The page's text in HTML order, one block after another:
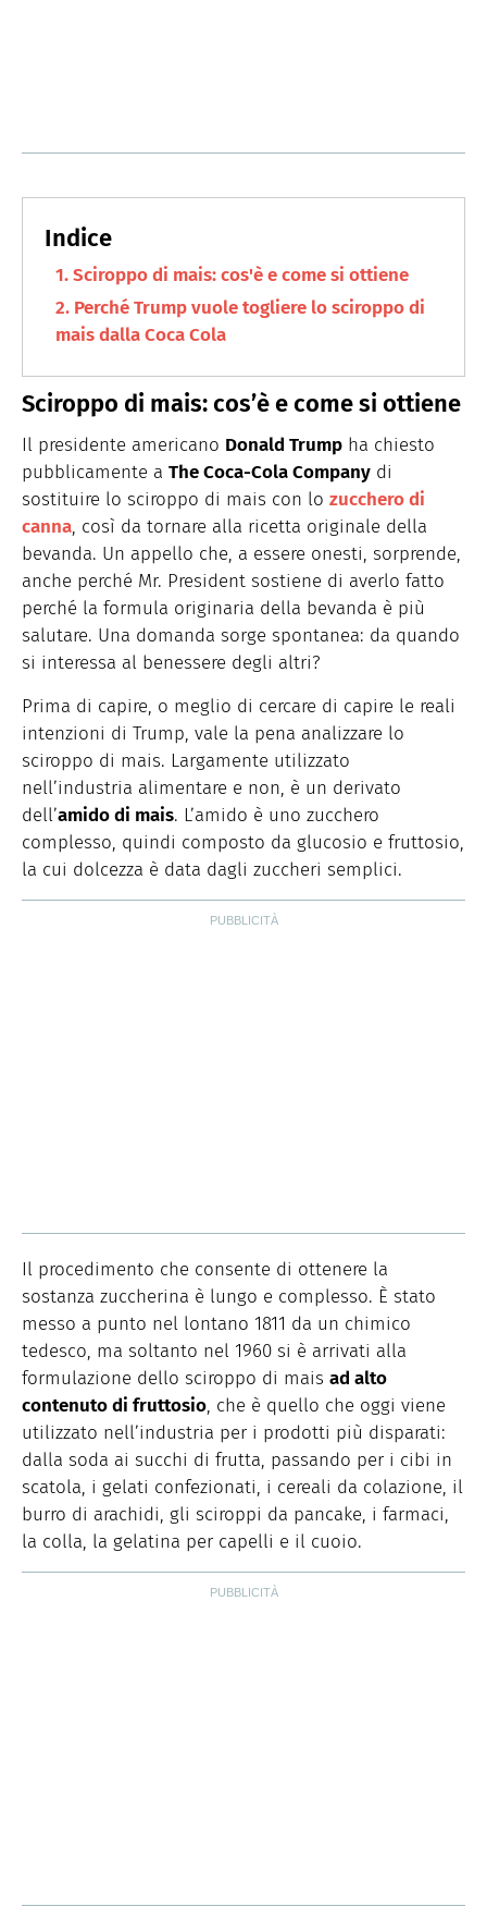
Sciroppo di mais: cos'è e come si ottiene
Perché Trump vuole togliere lo sciroppo di
mais dalla Coca Cola
Sciroppo di mais: cos’è e come si ottiene
Il presidente americano Donald Trump ha chiesto
pubblicamente a The Coca-Cola Company di
sostituire lo sciroppo di mais con lo zucchero di
canna, così da tornare alla ricetta originale della
bevanda. Un appello che, a essere onesti, sorprende,
anche perché Mr. President sostiene di averlo fatto
perché la formula originaria della bevanda è più
salutare. Una domanda sorge spontanea: da quando
si interessa al benessere degli altri?
Prima di capire, o meglio di cercare di capire le reali
intenzioni di Trump, vale la pena analizzare lo
sciroppo di mais. Largamente utilizzato
nell’industria alimentare e non, è un derivato
dell’amido di mais. L’amido è uno zucchero
complesso, quindi composto da glucosio e fruttosio,
la cui dolcezza è data dagli zuccheri semplici.
Il procedimento che consente di ottenere la
sostanza zuccherina è lungo e complesso. È stato
messo a punto nel lontano 1811 da un chimico
tedesco, ma soltanto nel 1960 si è arrivati alla
formulazione dello sciroppo di mais ad alto
contenuto di fruttosio, che è quello che oggi viene
utilizzato nell’industria per i prodotti più disparati:
dalla soda ai succhi di frutta, passando per i cibi in
scatola, i gelati confezionati, i cereali da colazione, il
burro di arachidi, gli sciroppi da pancake, i farmaci,
la colla, la gelatina per capelli e il cuoio.